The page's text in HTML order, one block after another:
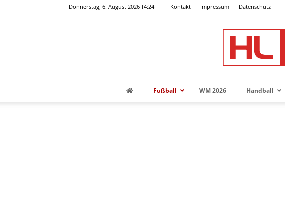
Donnerstag, 6. August 2026 14:24 Kontakt Impressum Datenschutz
Fußball WM 2026 Handball